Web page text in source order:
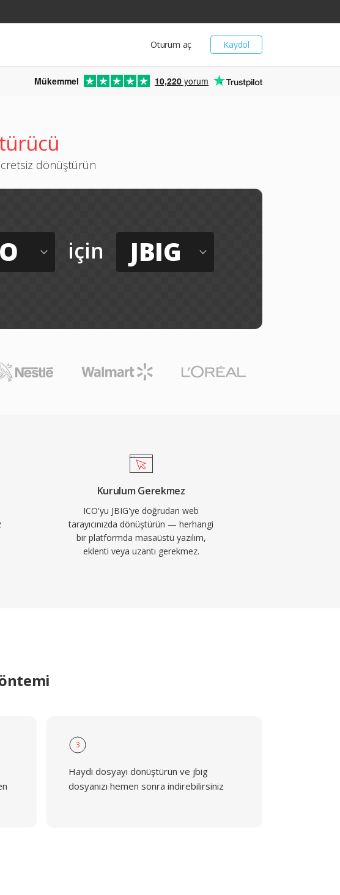
Kaydol
Oturum aç
Mükemmel 10,220 yorum
dönüştürün
için JBIG
Kurulum Gerekmez
ICO'yu JBIG'ye doğrudan web
tarayıcınızda dönüştürün — herhangi
bir platformda masaüstü yazılım,
eklenti veya uzantı gerekmez.
3
Haydi dosyayı dönüştürün ve jbig
dosyanızı hemen sonra indirebilirsiniz